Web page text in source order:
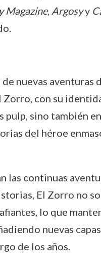
Magazine, Argosyy
nuevas aventuras
con su
sino también
del héroe
continuas
El Zorro no
lo que
nuevas
de los años.